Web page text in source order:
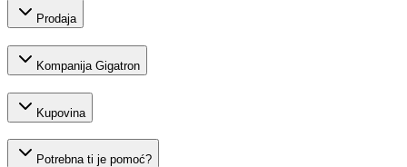
Prodaja
Kompanija Gigatron
Kupovina
Potrebna ti je pomoć?